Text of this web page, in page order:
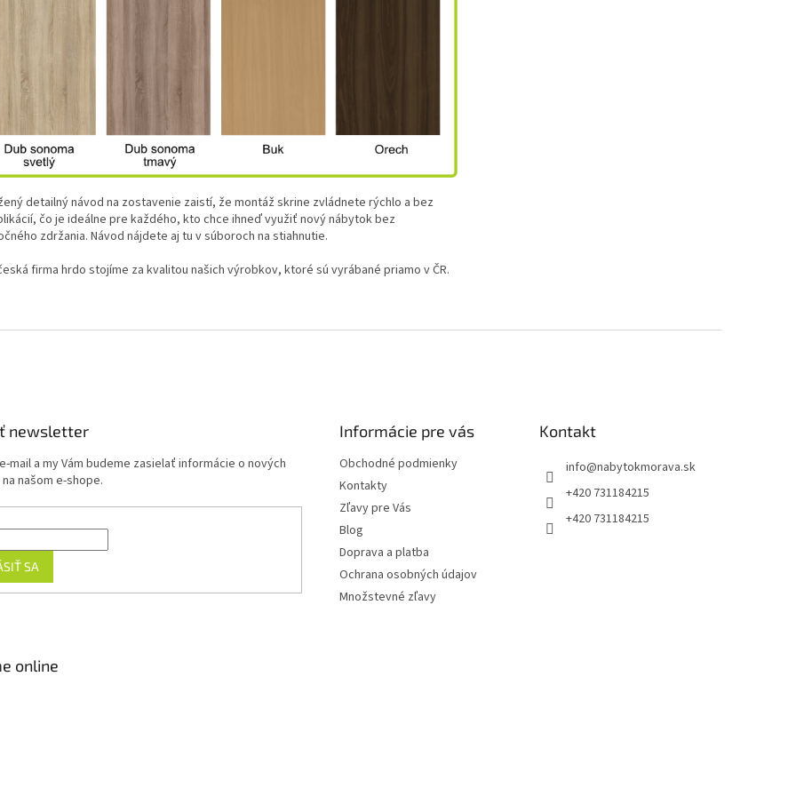
detailný návod na zostavenie zaistí, že montáž skrine zvládnete rýchlo a bez
čo je ideálne pre každého, kto chce ihneď využiť nový nábytok bez
zdržania. Návod nájdete aj tu v súboroch na stiahnutie.
firma hrdo stojíme za kvalitou našich výrobkov, ktoré sú vyrábané priamo v ČR.
newsletter
mail a my Vám budeme zasielať informácie o nových
našom e-shope.
SA
Informácie pre vás
Obchodné podmienky
Kontakty
Zľavy pre Vás
Blog
Doprava a platba
Ochrana osobných údajov
Množstevné zľavy
Kontakt
info@nabytokmorava.sk
+420 731184215
+420 731184215
online